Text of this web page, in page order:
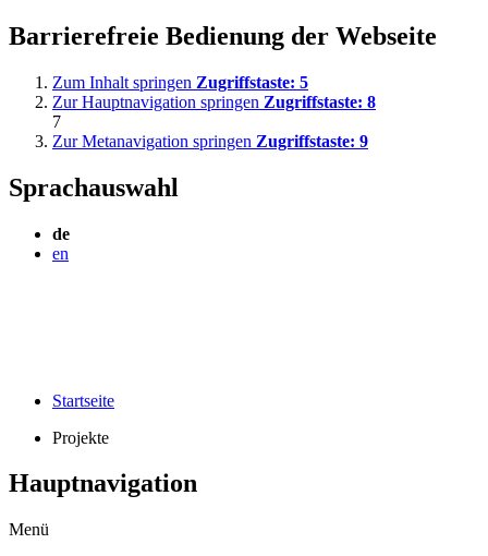
Barrierefreie Bedienung der Webseite
Zum Inhalt springen Zugriffstaste: 5
Zur Hauptnavigation springen Zugriffstaste: 8
7
Zur Metanavigation springen Zugriffstaste: 9
Sprachauswahl
de
en
Startseite
Projekte
Hauptnavigation
Menü